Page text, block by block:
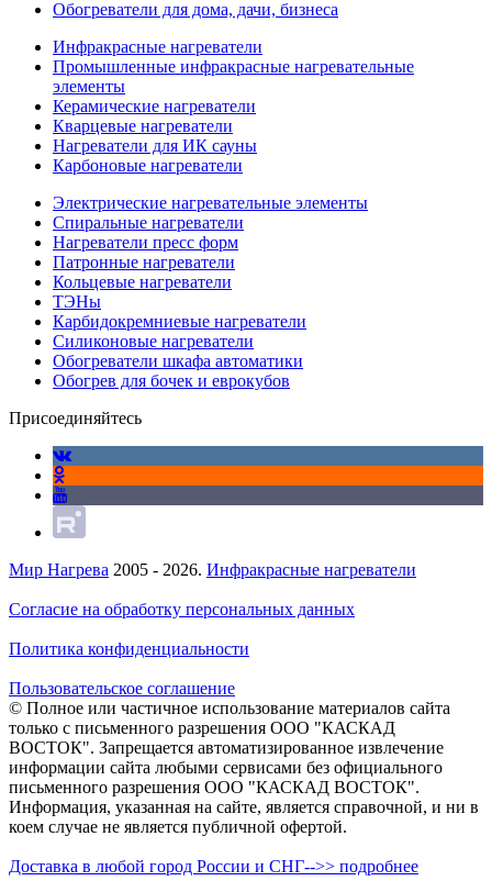
Обогреватели для дома, дачи, бизнеса
Инфракрасные нагреватели
Промышленные инфракрасные нагревательные
элементы
Керамические нагреватели
Кварцевые нагреватели
Нагреватели для ИК сауны
Карбоновые нагреватели
Электрические нагревательные элементы
Спиральные нагреватели
Нагреватели пресс форм
Патронные нагреватели
Кольцевые нагреватели
ТЭНы
Карбидокремниевые нагреватели
Силиконовые нагреватели
Обогреватели шкафа автоматики
Обогрев для бочек и еврокубов
Присоединяйтесь
Мир Нагрева 2005 - 2026. Инфракрасные нагреватели
Согласие на обработку персональных данных
Политика конфиденциальности
Пользовательское соглашение
© Полное или частичное использование материалов сайта
только с письменного разрешения ООО "КАСКАД
ВОСТОК". Запрещается автоматизированное извлечение
информации сайта любыми сервисами без официального
письменного разрешения ООО "КАСКАД ВОСТОК".
Информация, указанная на сайте, является справочной, и ни в
коем случае не является публичной офертой.
Доставка в любой город России и СНГ-->> подробнее